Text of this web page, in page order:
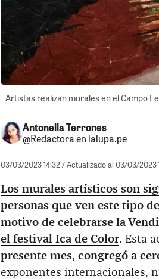
Artistas realizan murales en el Campo
Antonella Terrones
@Redactora en lalupa.pe
03/03/2023 14:32/ Actualizado al 03/03/2023
Los murales artísticos son
personas que ven este tipo
motivo de celebrarse la
el festival Ica de Color. Esta
presente mes, congregó a
exponentes internacionales,